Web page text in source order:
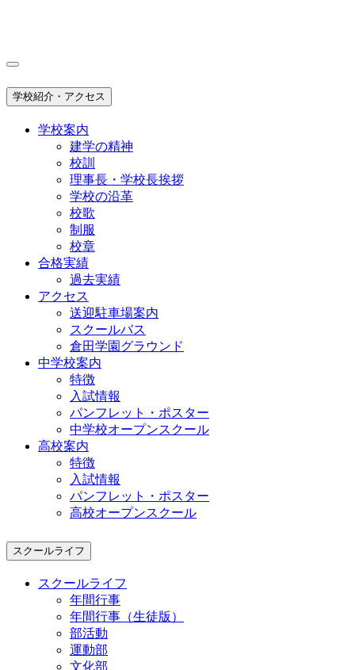
学校紹介・アクセス
学校案内
建学の精神
校訓
理事長・学校長挨拶
学校の沿革
校歌
制服
校章
合格実績
過去実績
アクセス
送迎駐車場案内
スクールバス
倉田学園グラウンド
中学校案内
特徴
入試情報
パンフレット・ポスター
中学校オープンスクール
高校案内
特徴
入試情報
パンフレット・ポスター
高校オープンスクール
スクールライフ
スクールライフ
年間行事
年間行事（生徒版）
部活動
運動部
文化部